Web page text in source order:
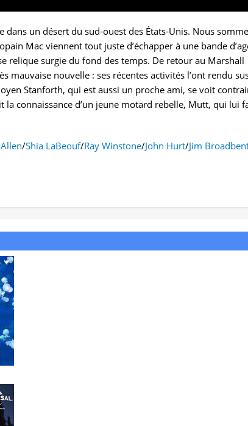
dans un désert du sud‐ouest des États‐Unis. Nous
Mac viennent tout juste d’échapper à une bande
relique surgie du fond des temps. De retour au Marshall
mauvaise nouvelle : ses récentes activités l’ont rendu
Stanforth, qui est aussi un proche ami, se voit
la connaissance d’un jeune motard rebelle, Mutt, qui lui
/Shia LaBeouf/Ray Winstone/John Hurt/Jim